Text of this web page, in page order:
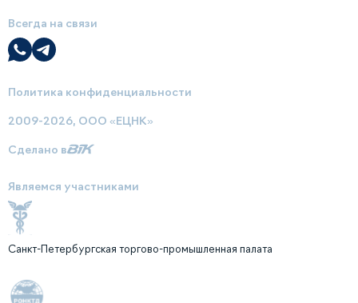
Всегда на связи
Политика конфиденциальности
2009-2026, ООО «ЕЦНК»
Сделано в
Являемся участниками
Санкт-Петербургская торгово-промышленная палата